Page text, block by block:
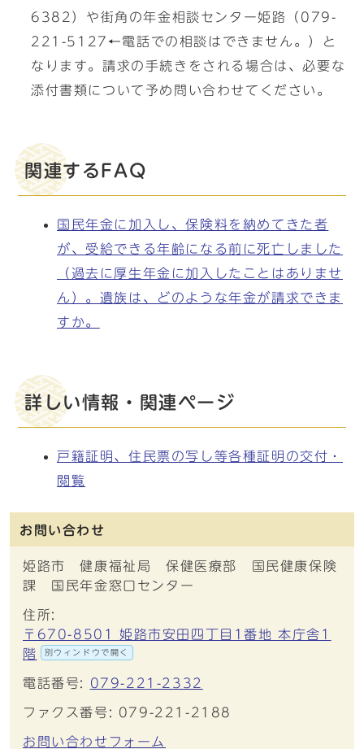
6382）や街角の年金相談センター姫路（079-
221-5127←電話での相談はできません。）と
なります。請求の手続きをされる場合は、必要な
添付書類について予め問い合わせてください。
関連するFAQ
国民年金に加入し、保険料を納めてきた者
が、受給できる年齢になる前に死亡しました
（過去に厚生年金に加入したことはありませ
ん）。遺族は、どのような年金が請求できま
すか。
詳しい情報・関連ページ
戸籍証明、住民票の写し等各種証明の交付・
閲覧
お問い合わせ
姫路市 健康福祉局 保健医療部 国民健康保険
課 国民年金窓口センター
住所:
〒670-8501 姫路市安田四丁目1番地 本庁舎1
階
別ウィンドウで開く
電話番号: 079-221-2332
ファクス番号: 079-221-2188
お問い合わせフォーム